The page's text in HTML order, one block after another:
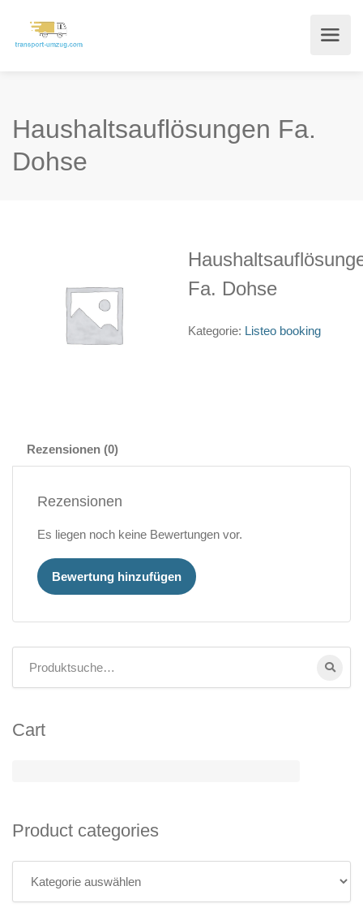
Haushaltsauflösungen Fa.
Dohse
Fa. Dohse
Kategorie: Listeo booking
Rezensionen (0)
Rezensionen
Es liegen noch keine Bewertungen vor.
Bewertung hinzufügen
Cart
Product categories